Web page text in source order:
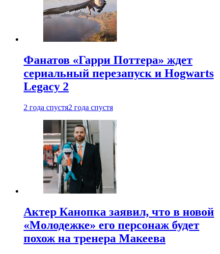
Фанатов «Гарри Поттера» ждет
сериальный перезапуск и Hogwarts
Legacy 2
2 года спустя2 года спустя
Актер Канопка заявил, что в новой
«Молодежке» его персонаж будет
похож на тренера Макеева